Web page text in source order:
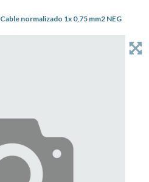
Cable normalizado 1x 0,75 mm2 NEG